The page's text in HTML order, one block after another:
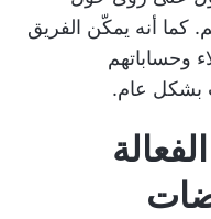
كما أنه يمكّن الفريق
وحساباتهم
بشكل عام.